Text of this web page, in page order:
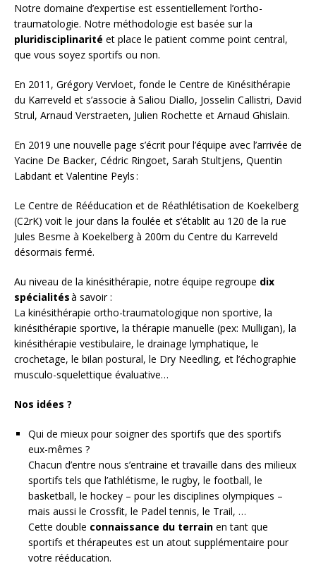
Notre domaine d’expertise est essentiellement l’ortho-
traumatologie. Notre méthodologie est basée sur la
pluridisciplinarité et place le patient comme point central,
que vous soyez sportifs ou non.
En 2011, Grégory Vervloet, fonde le Centre de Kinésithérapie
du Karreveld et s’associe à Saliou Diallo, Josselin Callistri, David
Strul, Arnaud Verstraeten, Julien Rochette et Arnaud Ghislain.
En 2019 une nouvelle page s’écrit pour l’équipe avec l’arrivée de
Yacine De Backer, Cédric Ringoet, Sarah Stultjens, Quentin
Labdant et Valentine Peyls :
Le Centre de Rééducation et de Réathlétisation de Koekelberg
(C2rK) voit le jour dans la foulée et s’établit au 120 de la rue
Jules Besme à Koekelberg à 200m du Centre du Karreveld
désormais fermé.
Au niveau de la kinésithérapie, notre équipe regroupe dix
spécialitésà savoir :
La kinésithérapie ortho-traumatologique non sportive, la
kinésithérapie sportive, la thérapie manuelle (pex: Mulligan), la
kinésithérapie vestibulaire, le drainage lymphatique, le
crochetage, le bilan postural, le Dry Needling, et l’échographie
musculo-squelettique évaluative…
Nos idées ?
Qui de mieux pour soigner des sportifs que des sportifs
eux-mêmes ?
Chacun d’entre nous s’entraine et travaille dans des milieux
sportifs tels que l’athlétisme, le rugby, le football, le
basketball, le hockey – pour les disciplines olympiques –
mais aussi le Crossfit, le Padel tennis, le Trail, …
Cette double connaissance du terrain en tant que
sportifs et thérapeutes est un atout supplémentaire pour
votre rééducation.